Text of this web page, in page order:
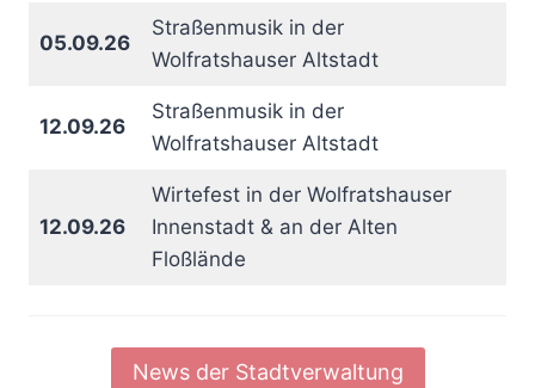
05.09.26
Straßenmusik in der
Wolfratshauser Altstadt
12.09.26
Straßenmusik in der
Wolfratshauser Altstadt
12.09.26
Wirtefest in der Wolfratshauser
Innenstadt & an der Alten
Floßlände
News der Stadtverwaltung